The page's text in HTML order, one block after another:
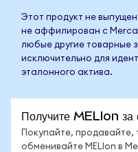
Этот продукт не
не аффилирован с
любые другие товарные
исключительно для
эталонного актива.
Получите MELIon за
Покупайте, продавайте,
обменивайте MELIon в